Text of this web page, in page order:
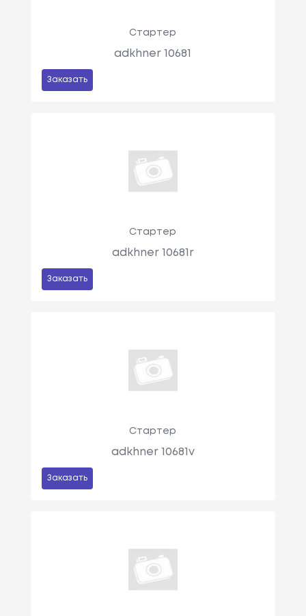
Стартер
adkhner 10681
Заказать
Стартер
adkhner 10681r
Заказать
Стартер
adkhner 10681v
Заказать